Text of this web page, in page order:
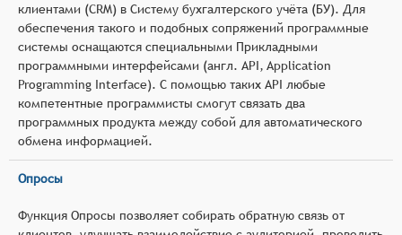
клиентами (CRM) в Систему бухгалтерского учёта (БУ). Для
обеспечения такого и подобных сопряжений программные
системы оснащаются специальными Прикладными
программными интерфейсами (англ. API, Application
Programming Interface). С помощью таких API любые
компетентные программисты смогут связать два
программных продукта между собой для автоматического
обмена информацией.
Опросы
Функция Опросы позволяет собирать обратную связь от